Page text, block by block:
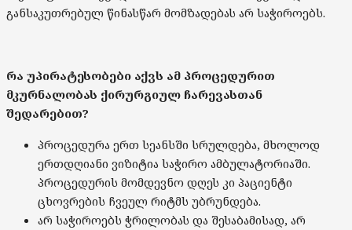
განსაკუთრებულ წინასწარ მომზადებას არ საჭიროებს.
რა უპირატესობები აქვს ამ პროცედურით
მკურნალობას ქირურგიულ ჩარევასთან
შედარებით?
პროცედურა ერთ სეანსში სრულდება, მხოლოდ
ერთდღიანი ვიზიტია საჭირო ამბულატორიაში.
პროცედურის მომდევნო დღეს კი პაციენტი
ცხოვრების ჩვეულ რიტმს უბრუნდება.
არ საჭიროებს ჭრილობას და შესაბამისად, არ